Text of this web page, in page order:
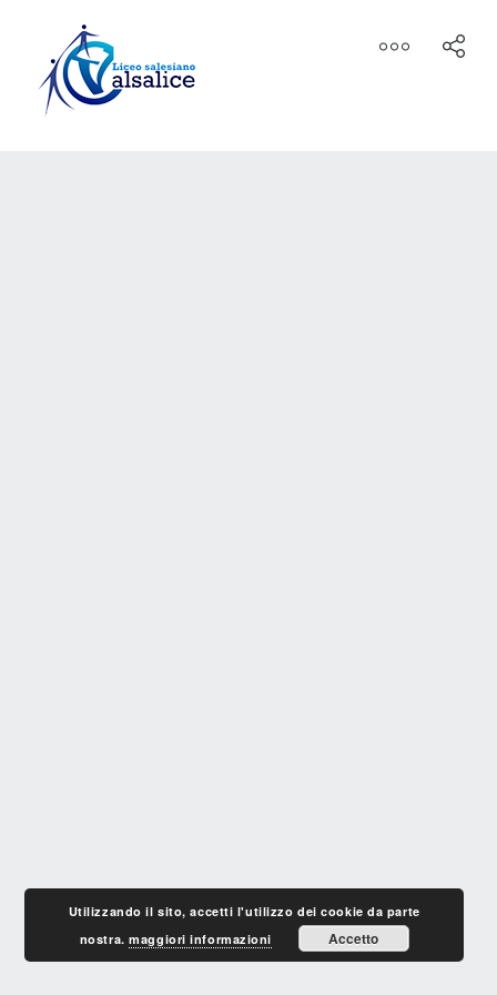
Utilizzando il sito, accetti l'utilizzo dei cookie da parte
nostra.maggiori informazioni Accetto